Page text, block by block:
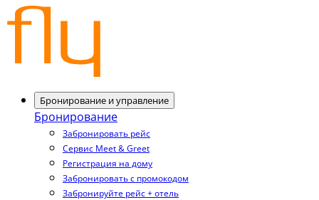
Бронирование и управление
Бронирование
Забронировать рейс
Сервис Meet & Greet
Регистрация на дому
Забронировать с промокодом
Забронируйте рейс + отель